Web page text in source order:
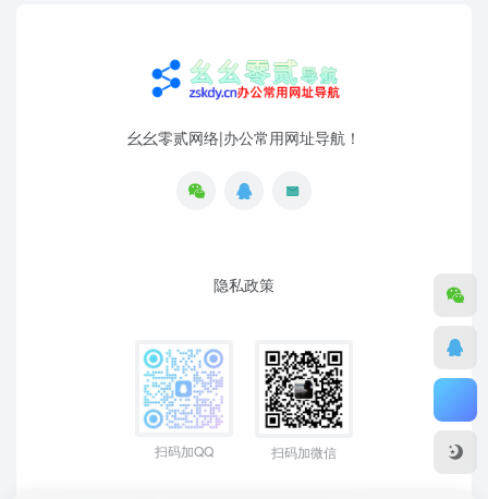
幺幺零贰网络|办公常用网址导航！
隐私政策
扫码加QQ 扫码加微信